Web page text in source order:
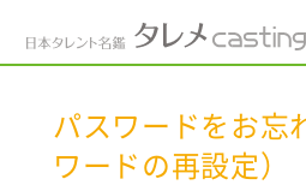
パスワードをお忘
ワードの再設定）